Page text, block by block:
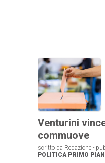
Venturini
commuove
scritto da Redazione -
POLITICA PRIMO